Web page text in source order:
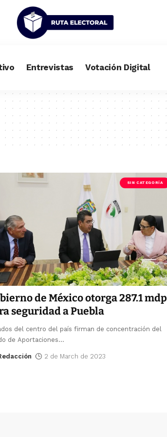
Entrevistas Votación Digital
SIN CATEGORÍA
de México otorga 287.1 mdp
seguridad a Puebla
del centro del país firman de concentración del
de Aportaciones…
2 de March de 2023